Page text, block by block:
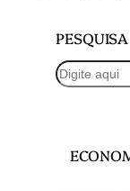
PESQUISA
P
e